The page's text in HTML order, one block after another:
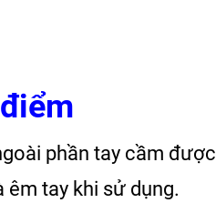
phần tay cầm
êm tay khi sử dụng.